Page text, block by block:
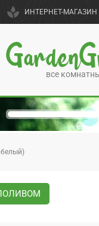
spa ИНТЕРНЕТ-МАГАЗИН
все